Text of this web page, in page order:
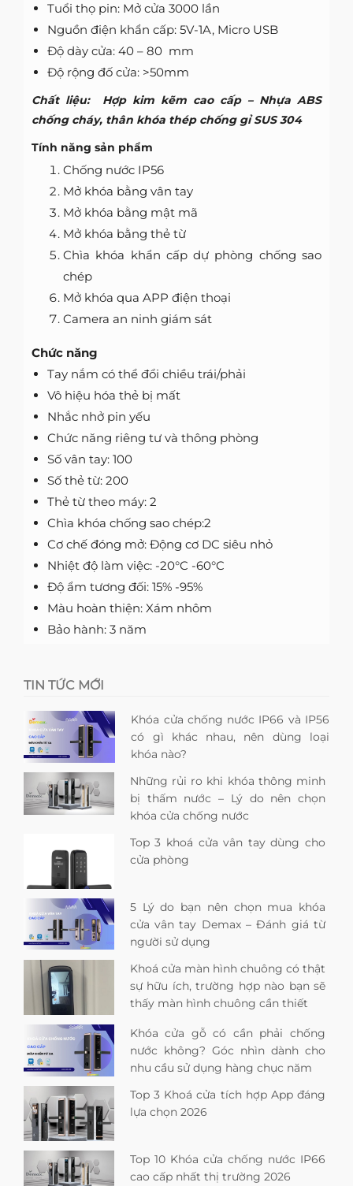
Tuổi thọ pin: Mở cửa 3000 lần
Nguồn điện khẩn cấp: 5V-1A, Micro USB
Độ dày cửa: 40 – 80 mm
Độ rộng đố cửa: >50mm
Chất liệu: Hợp kim kẽm cao cấp – Nhựa ABS
chống cháy, thân khóa thép chống gỉ SUS 304
Tính năng sản phẩm
Chống nước IP56
Mở khóa bằng vân tay
Mở khóa bằng mật mã
Mở khóa bằng thẻ từ
Chìa khóa khẩn cấp dự phòng chống sao
chép
Mở khóa qua APP điện thoại
Camera an ninh giám sát
Chức năng
Tay nắm có thể đổi chiều trái/phải
Vô hiệu hóa thẻ bị mất
Nhắc nhở pin yếu
Chức năng riêng tư và thông phòng
Số vân tay: 100
Số thẻ từ: 200
Thẻ từ theo máy: 2
Chìa khóa chống sao chép:2
Cơ chế đóng mở: Động cơ DC siêu nhỏ
Nhiệt độ làm việc: -20°C -60°C
Độ ẩm tương đối: 15% -95%
Màu hoàn thiện: Xám nhôm
Bảo hành: 3 năm
TIN TỨC MỚI
Khóa cửa chống nước IP66 và IP56
có gì khác nhau, nên dùng loại
khóa nào?
Những rủi ro khi khóa thông minh
bị thấm nước – Lý do nên chọn
khóa cửa chống nước
Top 3 khoá cửa vân tay dùng cho
cửa phòng
5 Lý do bạn nên chọn mua khóa
cửa vân tay Demax – Đánh giá từ
người sử dụng
Khoá cửa màn hình chuông có thật
sự hữu ích, trường hợp nào bạn sẽ
thấy màn hình chuông cần thiết
Khóa cửa gỗ có cần phải chống
nước không? Góc nhìn dành cho
nhu cầu sử dụng hàng chục năm
Top 3 Khoá cửa tích hợp App đáng
lựa chọn 2026
Top 10 Khóa cửa chống nước IP66
cao cấp nhất thị trường 2026